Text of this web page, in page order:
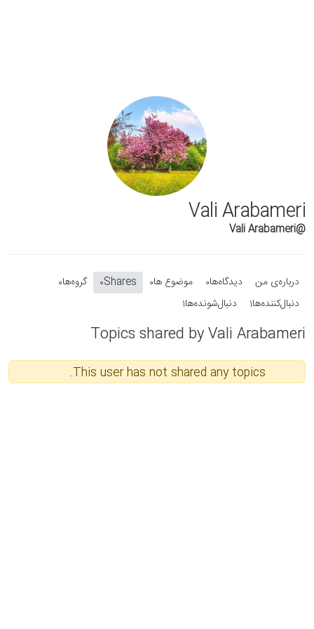
Vali Arabameri
@Vali Arabameri
درباره‌‌ی من دیدگاه‌ها0 موضوع ها0
Shares
0 گروه‌ها0
دنبال‌کننده‌ها1 دنبال‌شونده‌ها1
Topics shared by Vali Arabameri
This user has not shared any topics.